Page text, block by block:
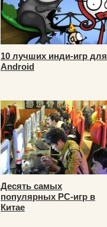
10 лучших инди-игр для
Android
Десять самых
популярных PC-игр в
Китае